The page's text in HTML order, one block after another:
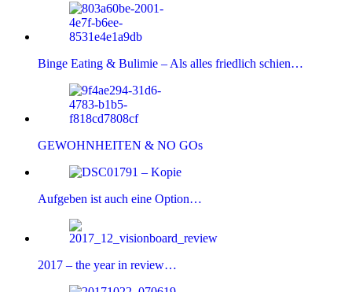
Binge Eating & Bulimie – Als alles friedlich schien…
GEWOHNHEITEN & NO GOs
Aufgeben ist auch eine Option…
2017 – the year in review…